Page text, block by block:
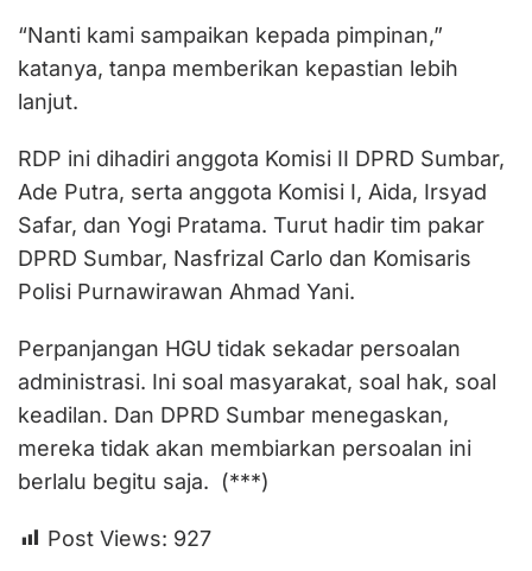
“Nanti kami sampaikan kepada pimpinan,”
katanya, tanpa memberikan kepastian lebih
lanjut.
RDP ini dihadiri anggota Komisi II DPRD Sumbar,
Ade Putra, serta anggota Komisi I, Aida, Irsyad
Safar, dan Yogi Pratama. Turut hadir tim pakar
DPRD Sumbar, Nasfrizal Carlo dan Komisaris
Polisi Purnawirawan Ahmad Yani.
Perpanjangan HGU tidak sekadar persoalan
administrasi. Ini soal masyarakat, soal hak, soal
keadilan. Dan DPRD Sumbar menegaskan,
mereka tidak akan membiarkan persoalan ini
berlalu begitu saja. (***)
Post Views: 927